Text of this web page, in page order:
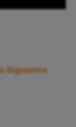
Siguiente